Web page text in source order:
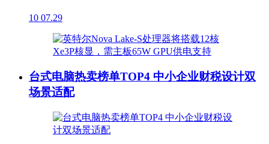
10 07.29
台式电脑热卖榜单TOP4 中小企业财税设计双
场景适配